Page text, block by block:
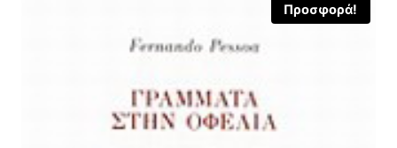
Προσφορά!